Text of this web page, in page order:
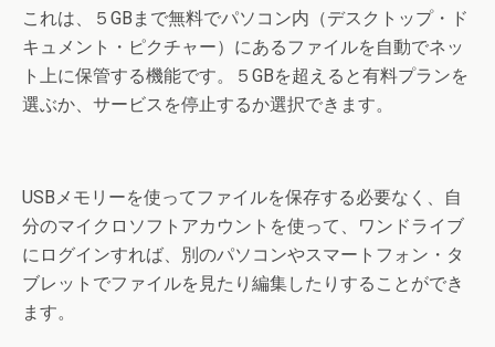
これは、５GBまで無料でパソコン内（デスクトップ・ド
キュメント・ピクチャー）にあるファイルを自動でネッ
ト上に保管する機能です。５GBを超えると有料プランを
選ぶか、サービスを停止するか選択できます。
USBメモリーを使ってファイルを保存する必要なく、自
分のマイクロソフトアカウントを使って、ワンドライブ
にログインすれば、別のパソコンやスマートフォン・タ
ブレットでファイルを見たり編集したりすることができ
ます。